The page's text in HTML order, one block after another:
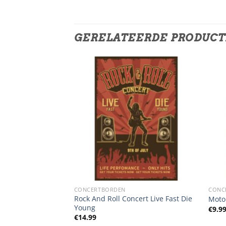
GERELATEERDE
CONCERTBORDEN
Rock And Roll Concert Live Fast Die
Young
€14.99
€